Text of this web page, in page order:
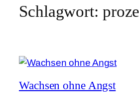
Schlagwort:
Wachsen ohne Angst